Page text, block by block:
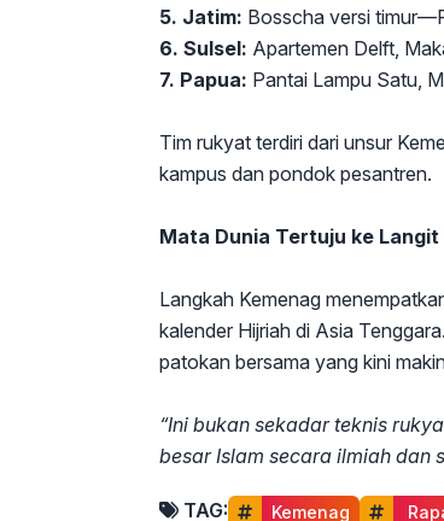
5. Jatim: Bosscha versi
6. Sulsel: Apartemen Delft,
7. Papua: Pantai Lampu Satu,
Tim rukyat terdiri dari unsur
kampus dan pondok pesantren.
Mata Dunia Tertuju ke Langit
Langkah Kemenag
kalender Hijriah di Asia
patokan bersama yang kini
“Ini bukan sekadar teknis
besar Islam secara ilmiah dan
TAG: Kemenag